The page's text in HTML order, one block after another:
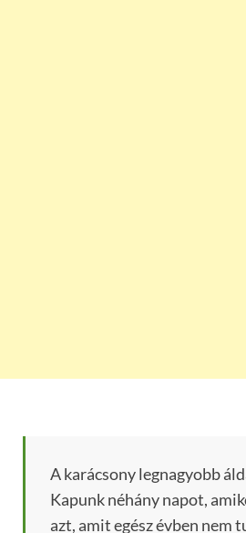
A karácsony legnagyobb
Kapunk néhány napot,
azt, amit egész évben nem